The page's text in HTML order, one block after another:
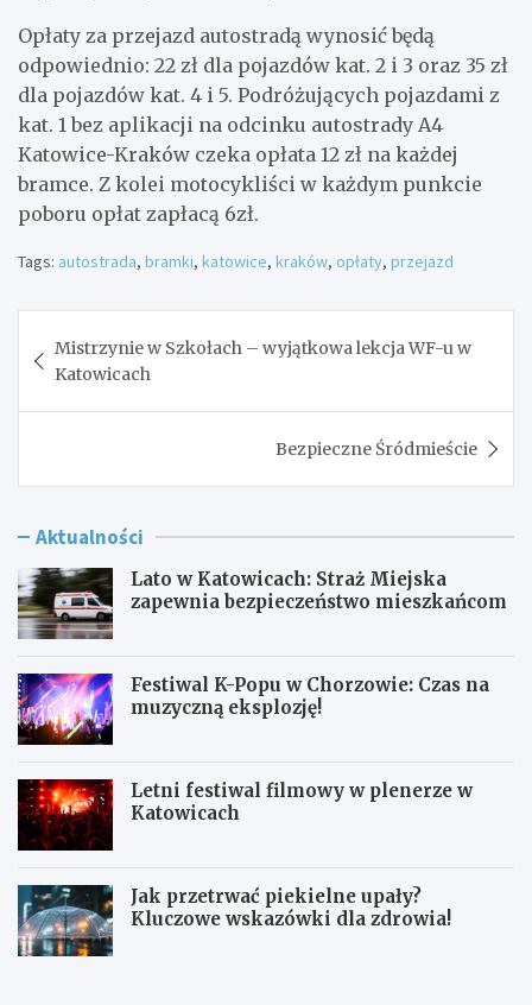
Opłaty za przejazd autostradą wynosić będą
odpowiednio: 22 zł dla pojazdów kat. 2 i 3 oraz 35 zł
dla pojazdów kat. 4 i 5. Podróżujących pojazdami z
kat. 1 bez aplikacji na odcinku autostrady A4
Katowice-Kraków czeka opłata 12 zł na każdej
bramce. Z kolei motocykliści w każdym punkcie
poboru opłat zapłacą 6zł.
Tags: autostrada, bramki, katowice, kraków, opłaty, przejazd
wpisu
Mistrzynie w Szkołach – wyjątkowa lekcja WF-u w
Katowicach
Bezpieczne Śródmieście
Aktualności
Lato w Katowicach: Straż Miejska
zapewnia bezpieczeństwo mieszkańcom
Festiwal K-Popu w Chorzowie: Czas na
muzyczną eksplozję!
Letni festiwal filmowy w plenerze w
Katowicach
Jak przetrwać piekielne upały?
Kluczowe wskazówki dla zdrowia!
L
F